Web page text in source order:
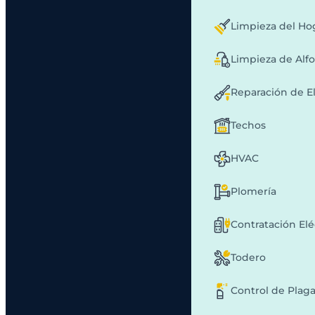
Limpieza del
Limpieza de
Reparación de
Techos
HVAC
Plomería
Contratación
Todero
Control de